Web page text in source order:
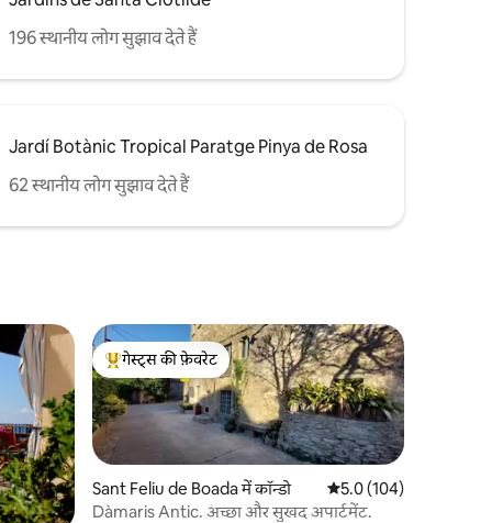
196 स्थानीय लोग सुझाव देते हैं
Jardí Botànic Tropical Paratge Pinya de Rosa
62 स्थानीय लोग सुझाव देते हैं
गेस्ट्स का टॉप फ़ेवरेट
गेस्ट्स की फ़ेवरेट
Sant Feliu de Boada में कॉन्डो औसत रेटिंग 5 में से 5.0,
5.0 (104)
Dàmaris Antic. अच्छा और सुखद अपार्टमेंट.